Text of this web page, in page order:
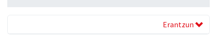
Erantzun